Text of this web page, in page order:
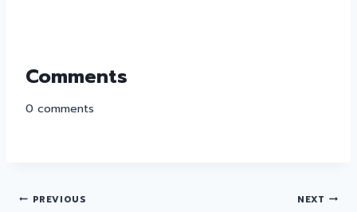
Comments
0 comments
PREVIOUS NEXT